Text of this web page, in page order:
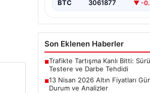
BTC 3061877 ▼ -
Son Eklenen Haberler
■Trafikte Tartışma Kanlı Bitti:
Testere ve Darbe Tehdidi
■13 Nisan 2026 Altın Fiyatları
Durum ve Analizler